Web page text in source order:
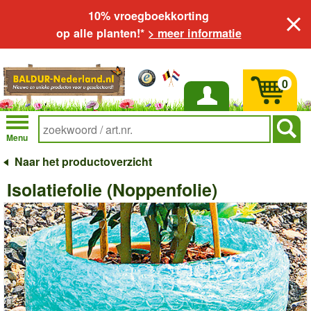
10% vroegboekkorting
op alle planten!* > meer informatie
Inloggen
Menu
0
Naar het productoverzicht
Isolatiefolie (Noppenfolie)